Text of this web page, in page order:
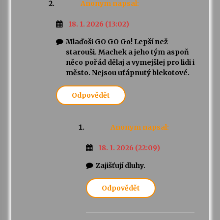
Anonym napsal:
18. 1. 2026 (13:02)
Mlaďoši GO GO Go! Lepší než
starouši. Machek a jeho tým aspoň
něco pořád dělaj a vymejšlej pro lidi i
město. Nejsou uťápnutý blekotové.
Odpovědět
Anonym napsal:
18. 1. 2026 (22:09)
Zajišťují dluhy.
Odpovědět